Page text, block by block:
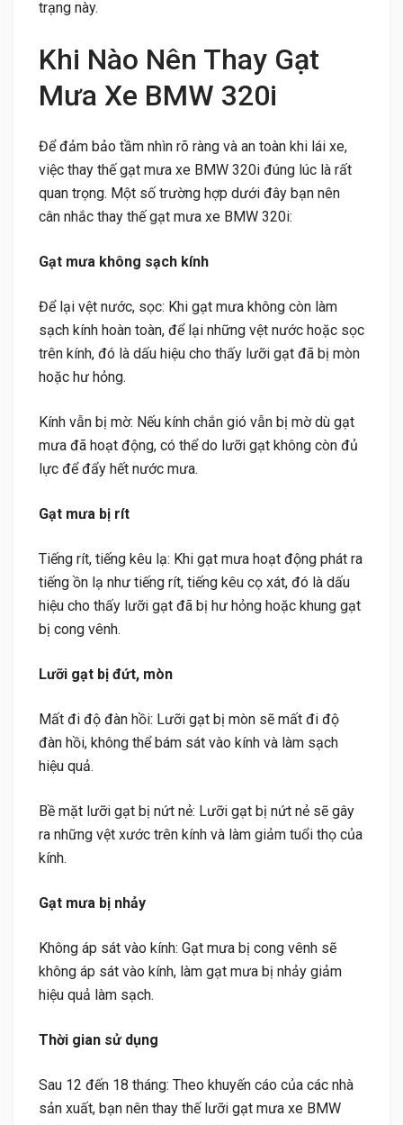
trạng này.
Khi Nào Nên Thay Gạt
Mưa Xe BMW 320i
Để đảm bảo tầm nhìn rõ ràng và an toàn khi lái xe,
việc thay thế gạt mưa xe BMW 320i đúng lúc là rất
quan trọng. Một số trường hợp dưới đây bạn nên
cân nhắc thay thế gạt mưa xe BMW 320i:
Gạt mưa không sạch kính
Để lại vệt nước, sọc: Khi gạt mưa không còn làm
sạch kính hoàn toàn, để lại những vệt nước hoặc sọc
trên kính, đó là dấu hiệu cho thấy lưỡi gạt đã bị mòn
hoặc hư hỏng.
Kính vẫn bị mờ: Nếu kính chắn gió vẫn bị mờ dù gạt
mưa đã hoạt động, có thể do lưỡi gạt không còn đủ
lực để đẩy hết nước mưa.
Gạt mưa bị rít
Tiếng rít, tiếng kêu lạ: Khi gạt mưa hoạt động phát ra
tiếng ồn lạ như tiếng rít, tiếng kêu cọ xát, đó là dấu
hiệu cho thấy lưỡi gạt đã bị hư hỏng hoặc khung gạt
bị cong vênh.
Lưỡi gạt bị đứt, mòn
Mất đi độ đàn hồi: Lưỡi gạt bị mòn sẽ mất đi độ
đàn hồi, không thể bám sát vào kính và làm sạch
hiệu quả.
Bề mặt lưỡi gạt bị nứt nẻ: Lưỡi gạt bị nứt nẻ sẽ gây
ra những vệt xước trên kính và làm giảm tuổi thọ của
kính.
Gạt mưa bị nhảy
Không áp sát vào kính: Gạt mưa bị cong vênh sẽ
không áp sát vào kính, làm gạt mưa bị nhảy giảm
hiệu quả làm sạch.
Thời gian sử dụng
Sau 12 đến 18 tháng: Theo khuyến cáo của các nhà
sản xuất, bạn nên thay thế lưỡi gạt mưa xe BMW